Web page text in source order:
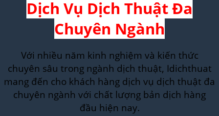
Dịch Vụ Dịch Thuật Đa
Chuyên Ngành
Với nhiều năm kinh nghiệm và kiến thức
chuyên sâu trong ngành dịch thuật, Idichthuat
mang đến cho khách hàng dịch vụ dịch thuật đa
chuyên ngành với chất lượng bản dịch hàng
đầu hiện nay.